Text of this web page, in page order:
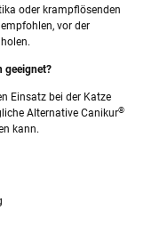
oder krampflösenden
vor der
geeignet?
Einsatz bei der Katze
Alternative Canikur®
kann.